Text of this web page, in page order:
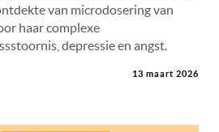
van microdosering van
haar complexe
depressie en angst.
13 maart 2026